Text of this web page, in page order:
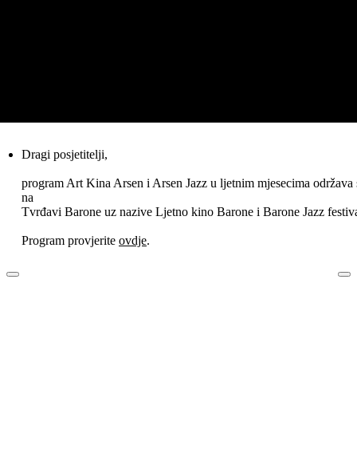
Dragi posjetitelji,
program Art Kina Arsen i Arsen Jazz u ljetnim mjesecima održava
na
Tvrđavi Barone uz nazive Ljetno kino Barone i Barone Jazz
Program provjerite ovdje.